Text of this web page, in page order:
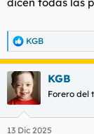
R
e
a
c
c
i
KGB
KGB
Forero del
13 Dic 2025